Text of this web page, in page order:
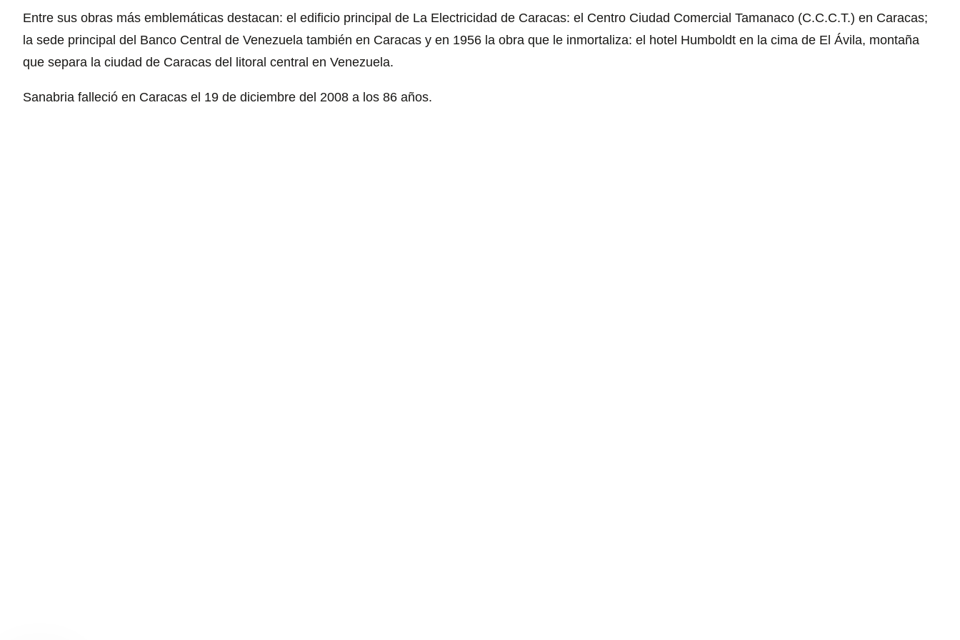
Entre sus obras más emblemáticas destacan: el edificio principal de La Electricidad de Caracas: el Centro Ciudad Comercial Tamanaco (C.C.C.T.) en Caracas;
la sede principal del Banco Central de Venezuela también en Caracas y en 1956 la obra que le inmortaliza: el hotel Humboldt en la cima de El Ávila, montaña
que separa la ciudad de Caracas del litoral central en Venezuela.
Sanabria falleció en Caracas el 19 de diciembre del 2008 a los 86 años.